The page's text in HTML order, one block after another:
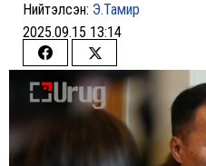
Нийтэлсэн: Э.Тамир
2025.09.15 13:14
Share
on
Facebook
Share
on
Twitter